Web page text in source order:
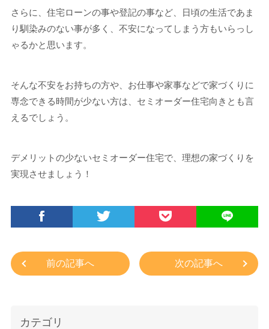
さらに、住宅ローンの事や登記の事など、日頃の生活であま
り馴染みのない事が多く、不安になってしまう方もいらっし
ゃるかと思います。
そんな不安をお持ちの方や、お仕事や家事などで家づくりに
専念できる時間が少ない方は、セミオーダー住宅向きとも言
えるでしょう。
デメリットの少ないセミオーダー住宅で、理想の家づくりを
実現させましょう！
前の記事へ 次の記事へ
カテゴリ